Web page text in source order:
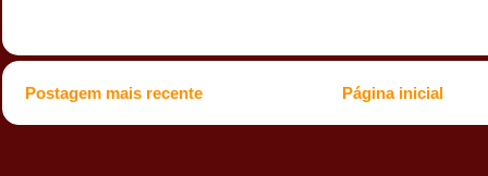
Postagem mais recente Página inicial